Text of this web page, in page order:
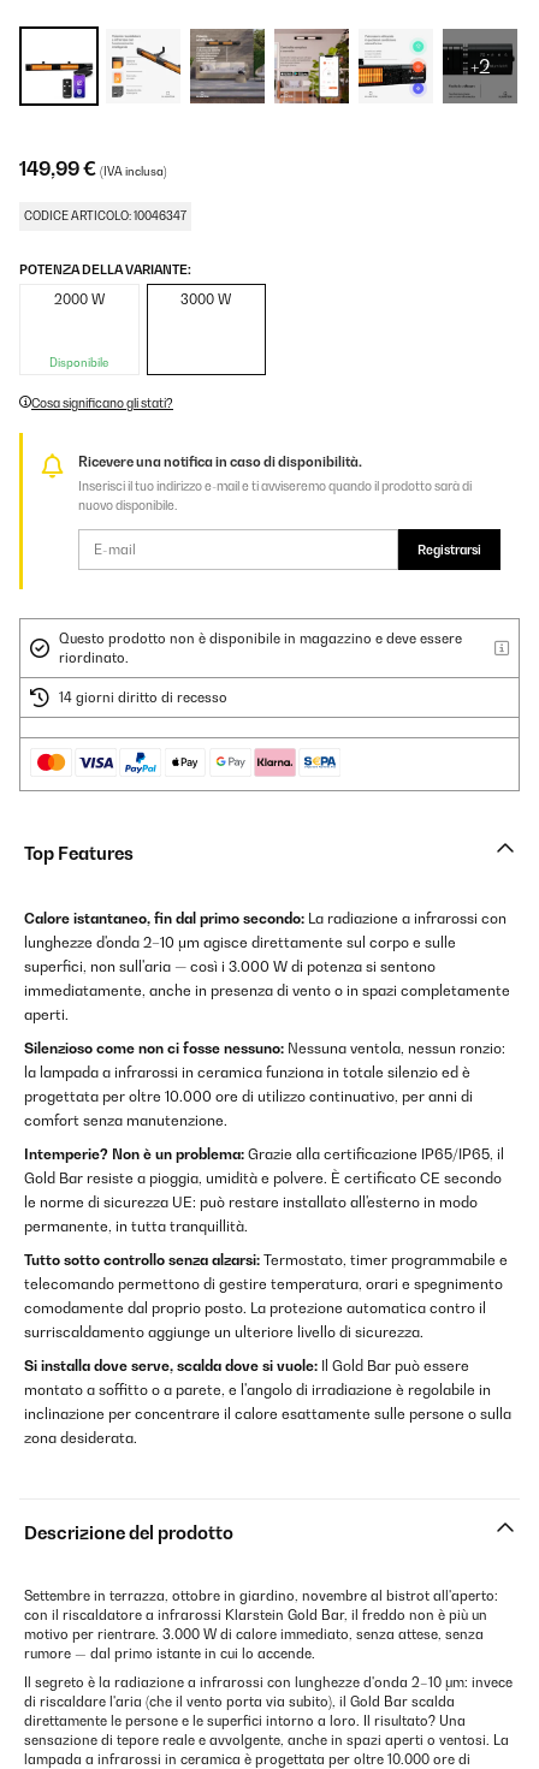
+2
149,99 € (IVA inclusa)
CODICE ARTICOLO: 10046347
POTENZA DELLA VARIANTE:
2000 W
Disponibile
3000 W
Cosa significano gli stati?
Ricevere una notifica in caso di disponibilità.
Inserisci il tuo indirizzo e-mail e ti avviseremo quando il prodotto sarà di
nuovo disponibile.
Registrarsi
Questo prodotto non è disponibile in magazzino e deve essere
riordinato.
14 giorni diritto di recesso
Top Features
Calore istantaneo, fin dal primo secondo: La radiazione a infrarossi con
lunghezze d'onda 2–10 μm agisce direttamente sul corpo e sulle
superfici, non sull'aria — così i 3.000 W di potenza si sentono
immediatamente, anche in presenza di vento o in spazi completamente
aperti.
Silenzioso come non ci fosse nessuno: Nessuna ventola, nessun ronzio:
la lampada a infrarossi in ceramica funziona in totale silenzio ed è
progettata per oltre 10.000 ore di utilizzo continuativo, per anni di
comfort senza manutenzione.
Intemperie? Non è un problema: Grazie alla certificazione IP65/IP65, il
Gold Bar resiste a pioggia, umidità e polvere. È certificato CE secondo
le norme di sicurezza UE: può restare installato all'esterno in modo
permanente, in tutta tranquillità.
Tutto sotto controllo senza alzarsi: Termostato, timer programmabile e
telecomando permettono di gestire temperatura, orari e spegnimento
comodamente dal proprio posto. La protezione automatica contro il
surriscaldamento aggiunge un ulteriore livello di sicurezza.
Si installa dove serve, scalda dove si vuole: Il Gold Bar può essere
montato a soffitto o a parete, e l'angolo di irradiazione è regolabile in
inclinazione per concentrare il calore esattamente sulle persone o sulla
zona desiderata.
Descrizione del prodotto
Settembre in terrazza, ottobre in giardino, novembre al bistrot all'aperto:
con il riscaldatore a infrarossi Klarstein Gold Bar, il freddo non è più un
motivo per rientrare. 3.000 W di calore immediato, senza attese, senza
rumore — dal primo istante in cui lo accende.
Il segreto è la radiazione a infrarossi con lunghezze d'onda 2–10 μm: invece
di riscaldare l'aria (che il vento porta via subito), il Gold Bar scalda
direttamente le persone e le superfici intorno a loro. Il risultato? Una
sensazione di tepore reale e avvolgente, anche in spazi aperti o ventosi. La
lampada a infrarossi in ceramica è progettata per oltre 10.000 ore di